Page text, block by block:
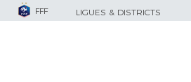
FFF LIGUES & DISTRICTS